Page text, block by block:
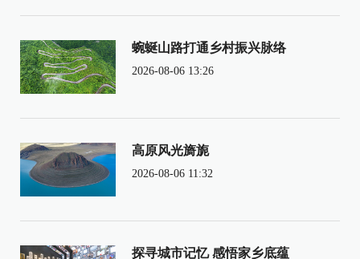
蜿蜒山路打通乡村振兴脉络
2026-08-06 13:26
高原风光旖旎
2026-08-06 11:32
探寻城市记忆 感悟家乡底蕴